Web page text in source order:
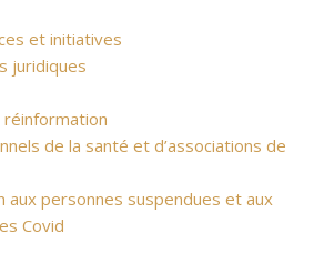
et initiatives
juridiques
de la santé et d’associations de
aux personnes suspendues et aux
Covid